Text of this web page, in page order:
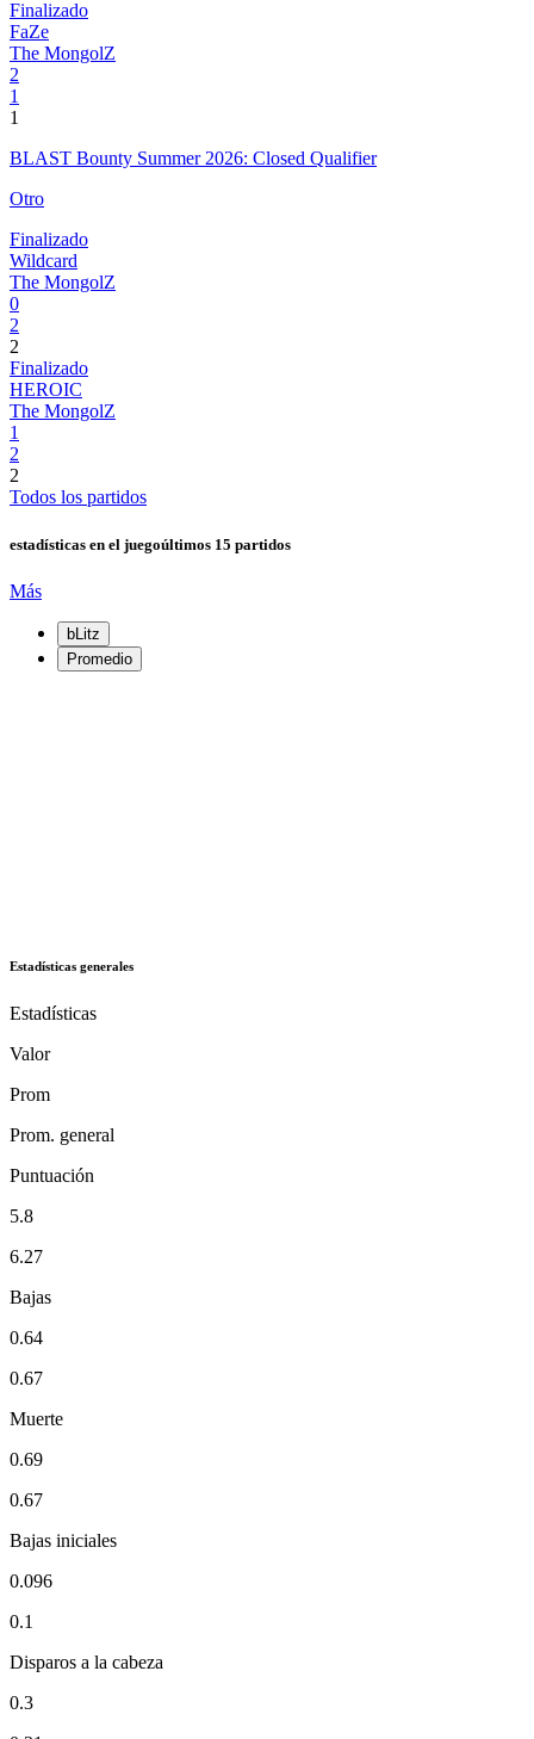
Finalizado
FaZe
The MongolZ
2
1
1
BLAST Bounty Summer 2026: Closed Qualifier
Otro
Finalizado
Wildcard
The MongolZ
0
2
2
Finalizado
HEROIC
The MongolZ
1
2
2
Todos los partidos
estadísticas en el juegoúltimos 15 partidos
Más
bLitz
Promedio
Estadísticas generales
Estadísticas
Valor
Prom
Prom. general
Puntuación
5.8
6.27
Bajas
0.64
0.67
Muerte
0.69
0.67
Bajas iniciales
0.096
0.1
Disparos a la cabeza
0.3